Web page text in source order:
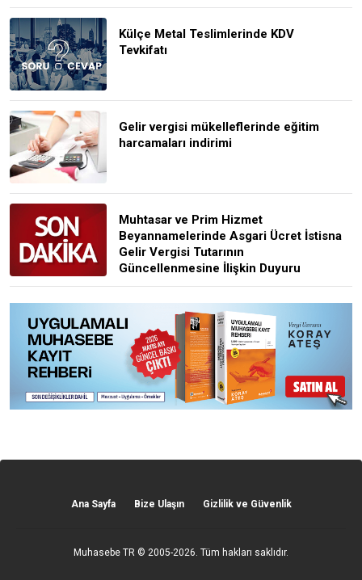
Külçe Metal Teslimlerinde KDV
Tevkifatı
Gelir vergisi mükelleflerinde eğitim
harcamaları indirimi
Muhtasar ve Prim Hizmet
Beyannamelerinde Asgari Ücret İstisna
Gelir Vergisi Tutarının
Güncellenmesine İlişkin Duyuru
Ana Sayfa Bize Ulaşın Gizlilik ve Güvenlik
Muhasebe TR © 2005-2026. Tüm hakları saklıdır.